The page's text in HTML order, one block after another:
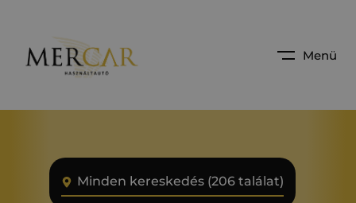
Menü
Minden kereskedés (206 találat)